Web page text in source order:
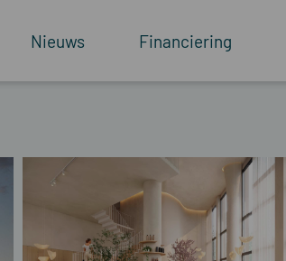
Nieuws Financiering